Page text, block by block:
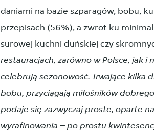
daniami na bazie szparagów, bobu,
przepisach (56%), a zwrot ku
surowej kuchni duńskiej czy
restauracjach, zarówno w Polsce, jak
celebrują sezonowość. Trwające kilka
bobu, przyciągają miłośników
podaje się zazwyczaj proste, oparte
wyrafinowania – po prostu